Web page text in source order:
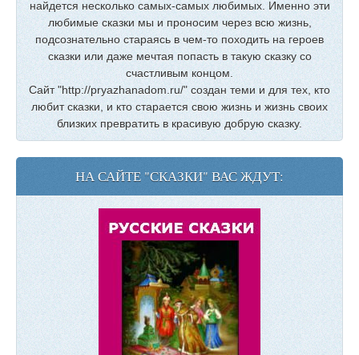
найдется несколько самых-самых любимых. Именно эти
любимые сказки мы и проносим через всю жизнь,
подсознательно стараясь в чем-то походить на героев
сказки или даже мечтая попасть в такую сказку со
счастливым концом.
Сайт "http://pryazhanadom.ru/" создан теми и для тех, кто
любит сказки, и кто старается свою жизнь и жизнь своих
близких превратить в красивую добрую сказку.
НА САЙТЕ "СКАЗКИ" ВАС ЖДУТ: